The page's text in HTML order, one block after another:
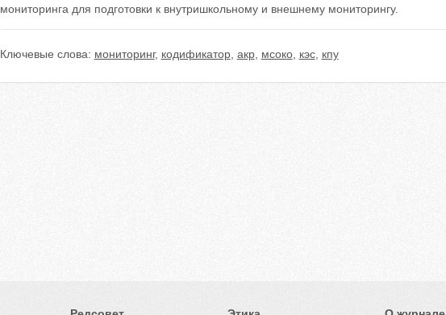
мониторинга для подготовки к внутришкольному и внешнему мониторингу.
Ключевые слова: мониторинг, кодификатор, акр, мсоко, кэс, кпу